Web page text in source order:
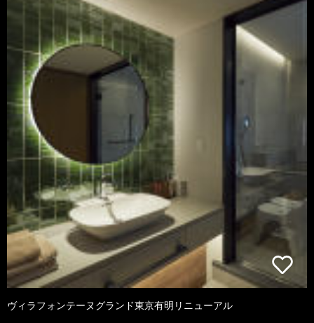
ヴィラフォンテーヌグランド東京有明リニューアル